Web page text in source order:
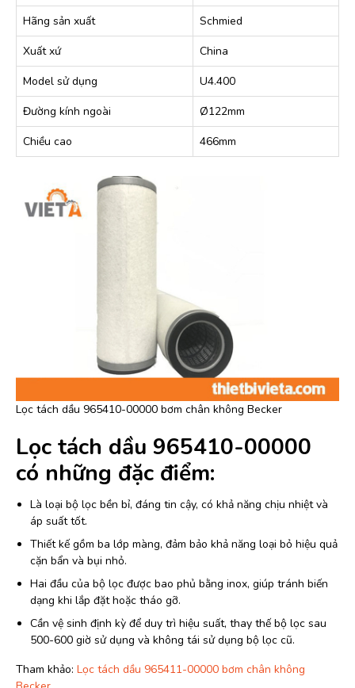
Hãng sản xuất
Schmied
Xuất xứ
China
Model sử dụng
U4.400
Đường kính ngoài
Ø122mm
Chiều cao
466mm
Lọc tách dầu 965410-00000 bơm chân không Becker
Lọc tách dầu 965410-00000
có những đặc điểm:
Là loại bộ lọc bền bỉ, đáng tin cậy, có khả năng chịu nhiệt và
áp suất tốt.
Thiết kế gồm ba lớp màng, đảm bảo khả năng loại bỏ hiệu quả
cặn bẩn và bụi nhỏ.
Hai đầu của bộ lọc được bao phủ bằng inox, giúp tránh biến
dạng khi lắp đặt hoặc tháo gỡ.
Cần vệ sinh định kỳ để duy trì hiệu suất, thay thế bộ lọc sau
500-600 giờ sử dụng và không tái sử dụng bộ lọc cũ.
Tham khảo: Lọc tách dầu 965411-00000 bơm chân không